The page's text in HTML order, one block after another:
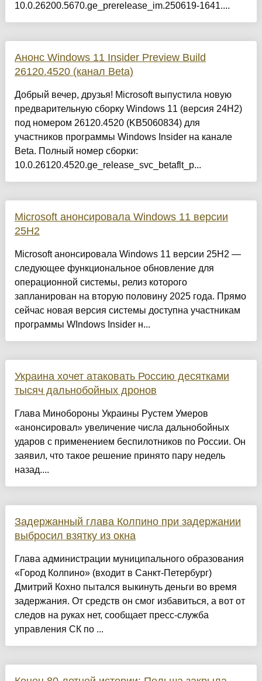
10.0.26200.5670.ge_prerelease_im.250619-1641....
Анонс Windows 11 Insider Preview Build
26120.4520 (канал Beta)
Добрый вечер, друзья! Microsoft выпустила новую
предварительную сборку Windows 11 (версия 24H2)
под номером 26120.4520 (KB5060834) для
участников программы Windows Insider на канале
Beta. Полный номер сборки:
10.0.26120.4520.ge_release_svc_betaflt_p...
Microsoft анонсировала Windows 11 версии
25H2
Microsoft анонсировала Windows 11 версии 25H2 —
следующее функциональное обновление для
операционной системы, релиз которого
запланирован на вторую половину 2025 года. Прямо
сейчас новая версия системы доступна участникам
программы WIndows Insider н...
Украина хочет атаковать Россию десятками
тысяч дальнобойных дронов
Глава Минобороны Украины Рустем Умеров
«анонсировал» увеличение числа дальнобойных
ударов с применением беспилотников по России. Он
заявил, что такое решение принято пару недель
назад....
Задержанный глава Колпино при задержании
выбросил взятку из окна
Глава администрации муниципального образования
«Город Колпино» (входит в Санкт-Петербург)
Дмитрий Кохно пытался выкинуть деньги во время
задержания. От средств он смог избавиться, а вот от
следов на руках нет, сообщает пресс-служба
управления СК по ...